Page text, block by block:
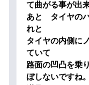
て曲がる事が出
あと タイヤの
れと
タイヤの内側に
ていて
路面の凹凸を乗
ぼしないですね。